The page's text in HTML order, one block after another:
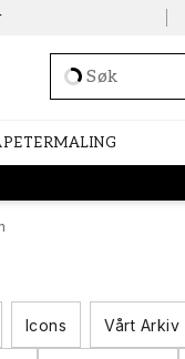
Loading…
MALING
Icons Vårt Arkiv